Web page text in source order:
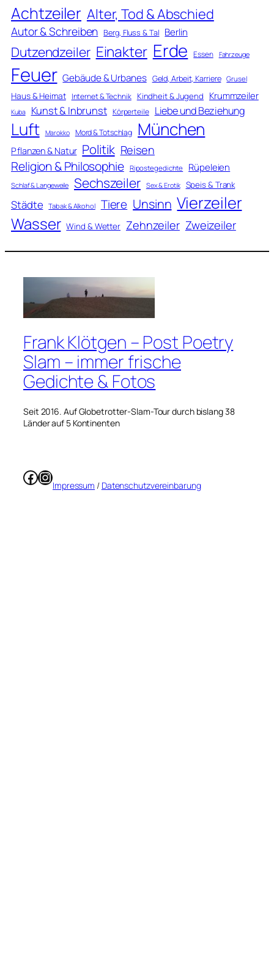
Achtzeiler Alter, Tod & Abschied
Autor & Schreiben Berg, Fluss & Tal Berlin
Dutzendzeiler Einakter Erde Essen Fahrzeuge
Feuer Gebäude & Urbanes Geld, Arbeit, Karriere Grusel
Haus & Heimat Internet & Technik Kindheit & Jugend Krummzeiler
Kuba Kunst & Inbrunst Körperteile Liebe und Beziehung
Luft Marokko Mord & Totschlag München
Pflanzen & Natur Politik Reisen
Religion & Philosophie Ripostegedichte Rüpeleien
Schlaf & Langeweile Sechszeiler Sex & Erotik Speis & Trank
Städte Tabak & Alkohol Tiere Unsinn Vierzeiler
Wasser Wind & Wetter Zehnzeiler Zweizeiler
Frank Klötgen – Post Poetry
Slam – immer frische
Gedichte & Fotos
Seit 2016. Auf Globetrotter-Slam-Tour durch bislang 38
Länder auf 5 Kontinenten
Facebook
Instagram
Impressum / Datenschutzvereinbarung